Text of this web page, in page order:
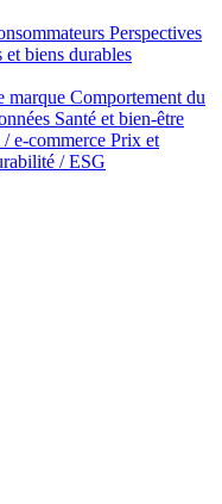
Perspectives
et biens durables
marque Comportement du
Santé et bien‑être
e‑commerce Prix et
/ ESG